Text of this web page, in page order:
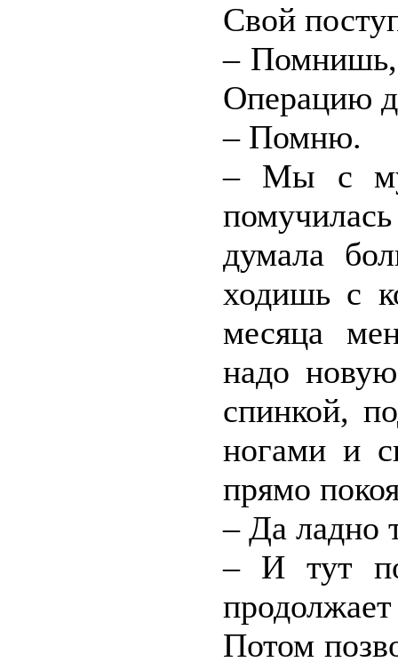
Свой
– Помнишь,
Операцию
– Помню.
– Мы с
думала
ходишь с
месяца
надо
спинкой,
ногами и
прямо
– Да ладно
– И тут
Потом